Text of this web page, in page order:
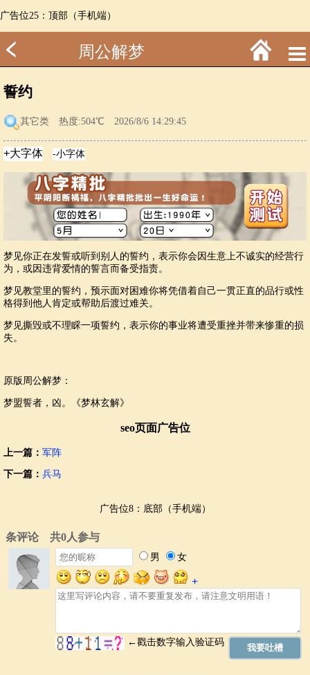
广告位25：顶部（手机端）
周公解梦
誓约
其它类 热度:504℃ 2026/8/6 14:29:45
梦见你正在发誓或听到别人的誓约，表示你会因生意上不诚实的经营行
为，或因违背爱情的誓言而备受指责。
梦见教堂里的誓约，预示面对困难你将凭借着自己一贯正直的品行或性
格得到他人肯定或帮助后渡过难关。
梦见撕毁或不理睬一项誓约，表示你的事业将遭受重挫并带来惨重的损
失。
原版周公解梦：
梦盟誓者，凶。《梦林玄解》
seo页面广告位
上一篇： 军阵
下一篇： 兵马
广告位8：底部（手机端）